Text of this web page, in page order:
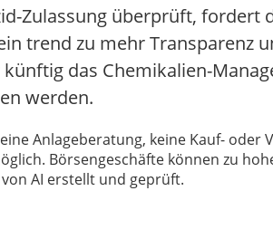
Zulassung überprüft,
trend zu mehr Transparenz
das Chemikalien-
werden.
Anlageberatung, keine Kauf-
Börsengeschäfte können zu
AI erstellt und geprüft.